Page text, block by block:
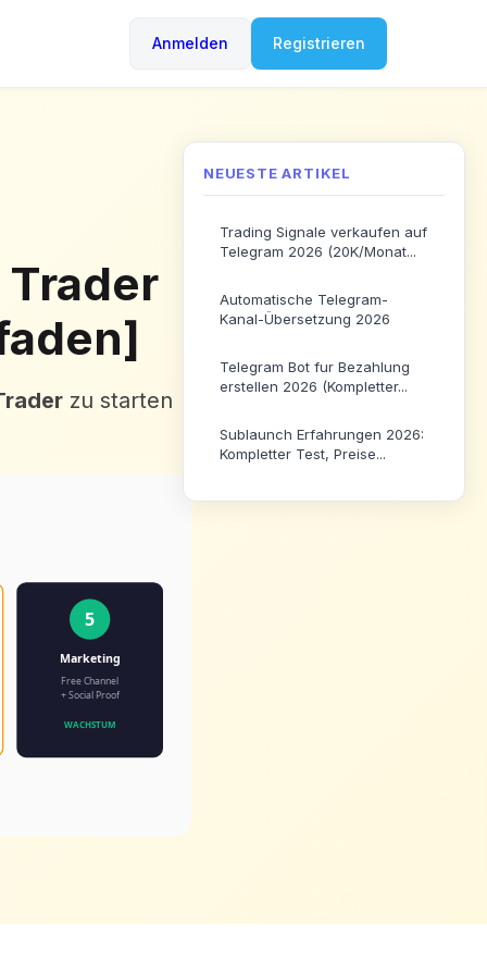
Anmelden Registrieren
zu starten
NEUESTE ARTIKEL
Trading Signale verkaufen auf
Telegram 2026 (20K/Monat...
Automatische Telegram-
Kanal-Übersetzung 2026
Telegram Bot fur Bezahlung
erstellen 2026 (Kompletter...
Sublaunch Erfahrungen 2026:
Kompletter Test, Preise...